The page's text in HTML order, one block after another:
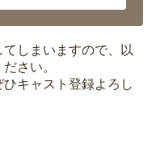
しまいますので、以
さい。
キャスト登録よろし